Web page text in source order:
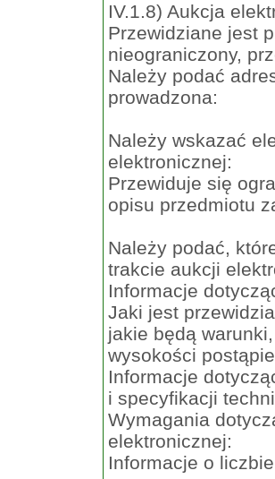
IV.1.8) Aukcja
Przewidziane jest
nieograniczony,
Należy podać
prowadzona:
Należy wskazać
elektronicznej:
Przewiduje się
opisu przedmiotu
Należy podać,
trakcie aukcji
Informacje
Jaki jest
jakie będą
wysokości
Informacje
i specyfikacji
Wymagania
elektronicznej:
Informacje o